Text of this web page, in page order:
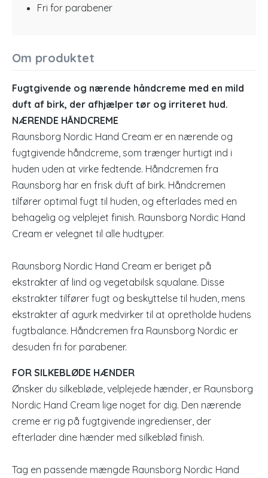
Fri for parabener
Om produktet
Fugtgivende og nærende håndcreme med en mild
duft af birk, der afhjælper tør og irriteret hud.
NÆRENDE HÅNDCREME
Raunsborg Nordic Hand Cream er en nærende og
fugtgivende håndcreme, som trænger hurtigt ind i
huden uden at virke fedtende. Håndcremen fra
Raunsborg har en frisk duft af birk. Håndcremen
tilfører optimal fugt til huden, og efterlades med en
behagelig og velplejet finish. Raunsborg Nordic Hand
Cream er velegnet til alle hudtyper.
Raunsborg Nordic Hand Cream er beriget på
ekstrakter af lind og vegetabilsk squalane. Disse
ekstrakter tilfører fugt og beskyttelse til huden, mens
ekstrakter af agurk medvirker til at opretholde hudens
fugtbalance. Håndcremen fra Raunsborg Nordic er
desuden fri for parabener.
FOR SILKEBLØDE HÆNDER
Ønsker du silkebløde, velplejede hænder, er Raunsborg
Nordic Hand Cream lige noget for dig. Den nærende
creme er rig på fugtgivende ingredienser, der
efterlader dine hænder med silkeblød finish.
Tag en passende mængde Raunsborg Nordic Hand